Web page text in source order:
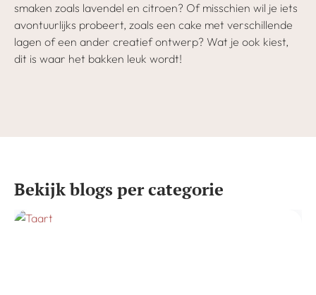
smaken zoals lavendel en citroen? Of misschien wil je iets
avontuurlijks probeert, zoals een cake met verschillende
lagen of een ander creatief ontwerp? Wat je ook kiest,
dit is waar het bakken leuk wordt!
Bekijk blogs per categorie